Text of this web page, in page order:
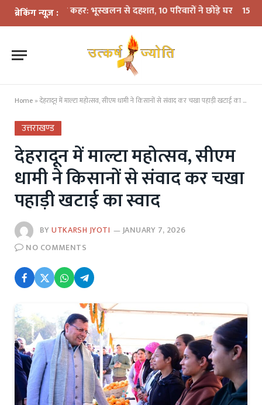
ब्रेकिंग न्यूज़ :
का कहर: भूस्खलन से दहशत, 10 परिवारों ने छोड़े घर 15 अगस्त तक LPG
Home »देहरादून में माल्टा महोत्सव, सीएम धामी ने किसानों से संवाद कर चखा पहाड़ी खटाई का स्वाद
उत्तराखण्ड
देहरादून में माल्टा महोत्सव, सीएम
धामी ने किसानों से संवाद कर चखा
पहाड़ी खटाई का स्वाद
BYUTKARSH JYOTI
JANUARY 7, 2026
NO COMMENTS